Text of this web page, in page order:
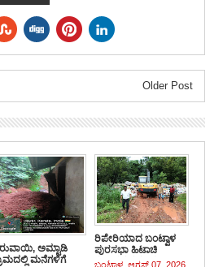
Older Post
ಅಮ್ಟಾಡಿ
ಮನೆಗಳಿಗೆ
ರಿಪೇರಿಯಾದ ಬಂಟ್ವಾಳ
ಪುರಸಭಾ ಹಿಟಾಚಿ
ಕಂಚಿನಡ್ಕಪದವಿನಲ್ಲಿ
ಬಂಟ್ವಾಳ, ಆಗಸ್ಟ್ 07, 2026